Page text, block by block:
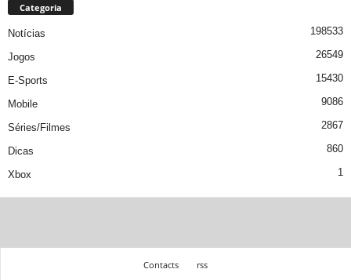
Categoria
Notícias 198533
Jogos 26549
E-Sports 15430
Mobile 9086
Séries/Filmes 2867
Dicas 860
Xbox 1
Contacts rss